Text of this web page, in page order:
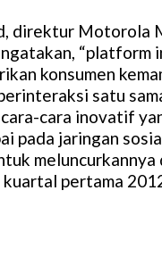
direktur Motorola
“platform
konsumen
satu
cara inovatif
pada jaringan
meluncurkannya
pertama